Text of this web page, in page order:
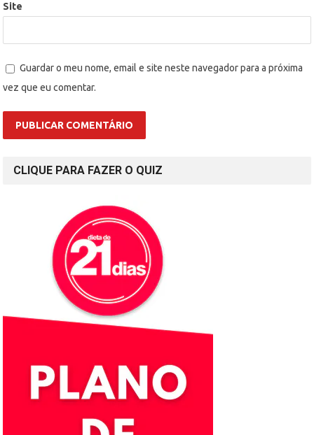
Site
Guardar o meu nome, email e site neste navegador para a próxima
vez que eu comentar.
CLIQUE PARA FAZER O QUIZ